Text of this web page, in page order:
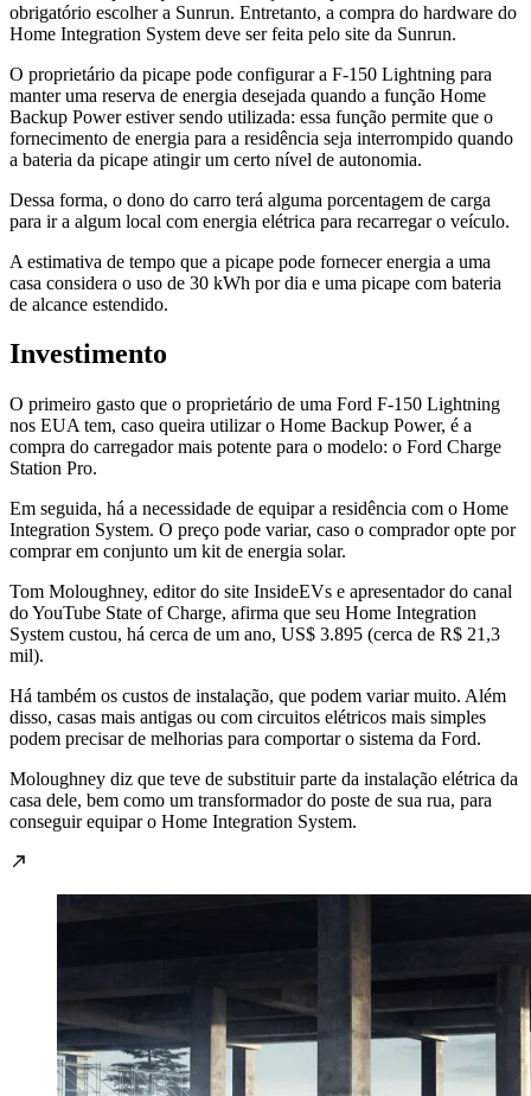
obrigatório escolher a Sunrun. Entretanto, a compra do hardware do
Home Integration System deve ser feita pelo site da Sunrun.
O proprietário da picape pode configurar a F-150 Lightning para
manter uma reserva de energia desejada quando a função Home
Backup Power estiver sendo utilizada: essa função permite que o
fornecimento de energia para a residência seja interrompido quando
a bateria da picape atingir um certo nível de autonomia.
Dessa forma, o dono do carro terá alguma porcentagem de carga
para ir a algum local com energia elétrica para recarregar o veículo.
A estimativa de tempo que a picape pode fornecer energia a uma
casa considera o uso de 30 kWh por dia e uma picape com bateria
de alcance estendido.
Investimento
O primeiro gasto que o proprietário de uma Ford F-150 Lightning
nos EUA tem, caso queira utilizar o Home Backup Power, é a
compra do carregador mais potente para o modelo: o Ford Charge
Station Pro.
Em seguida, há a necessidade de equipar a residência com o Home
Integration System. O preço pode variar, caso o comprador opte por
comprar em conjunto um kit de energia solar.
Tom Moloughney, editor do site InsideEVs e apresentador do canal
do YouTube State of Charge, afirma que seu Home Integration
System custou, há cerca de um ano, US$ 3.895 (cerca de R$ 21,3
mil).
Há também os custos de instalação, que podem variar muito. Além
disso, casas mais antigas ou com circuitos elétricos mais simples
podem precisar de melhorias para comportar o sistema da Ford.
Moloughney diz que teve de substituir parte da instalação elétrica da
casa dele, bem como um transformador do poste de sua rua, para
conseguir equipar o Home Integration System.